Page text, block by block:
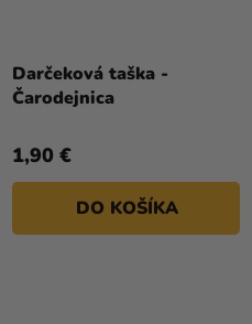
Darčeková taška -
Čarodejnica
1,90 €
DO KOŠÍKA